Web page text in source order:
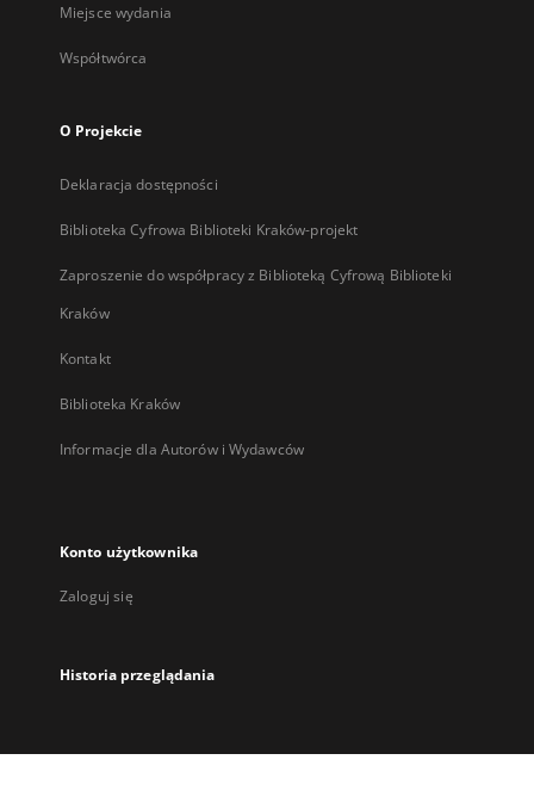
Miejsce wydania
Współtwórca
O Projekcie
Deklaracja dostępności
Biblioteka Cyfrowa Biblioteki Kraków-projekt
Zaproszenie do współpracy z Biblioteką Cyfrową Biblioteki
Kraków
Kontakt
Biblioteka Kraków
Informacje dla Autorów i Wydawców
Konto użytkownika
Zaloguj się
Historia przeglądania